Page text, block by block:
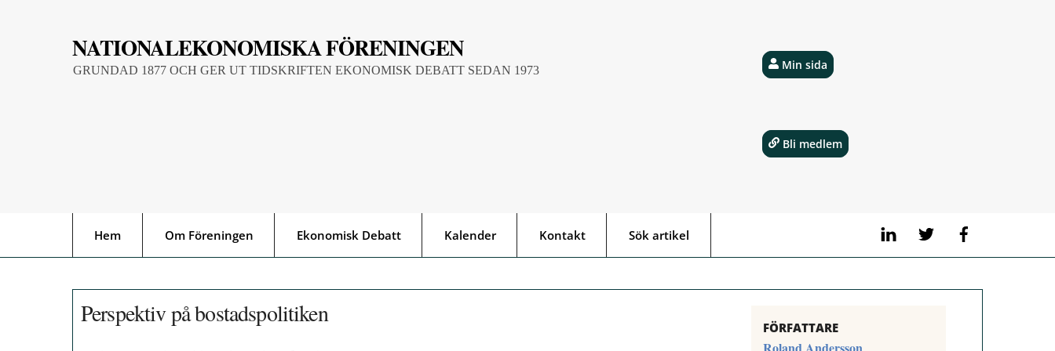
NATIONALEKONOMISKA FÖRENINGEN
GRUNDAD 1877 OCH GER UT TIDSKRIFTEN EKONOMISK DEBATT SEDAN 1973
LinkedIn Twitter
Hem Om Föreningen Ekonomisk Debatt Kalender Kontakt Sök artikel
Min sida
Bli medlem
Perspektiv på bostadspolitiken FÖRFATTARE